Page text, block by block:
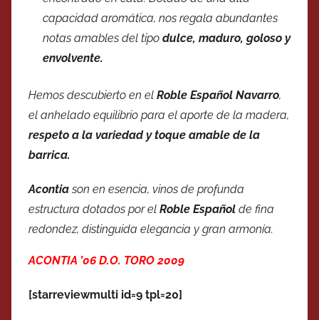
capacidad aromática, nos regala abundantes
notas amables del tipo dulce, maduro, goloso y
envolvente.
Hemos descubierto en el Roble Español Navarro,
el anhelado equilibrio para el aporte de la madera,
respeto a la variedad y toque amable de la
barrica.
Acontiason en esencia, vinos de profunda
estructura dotados por el Roble Español de fina
redondez, distinguida elegancia y gran armonía.
ACONTIA ’06 D.O. TORO 2009
[starreviewmulti id=9 tpl=20]